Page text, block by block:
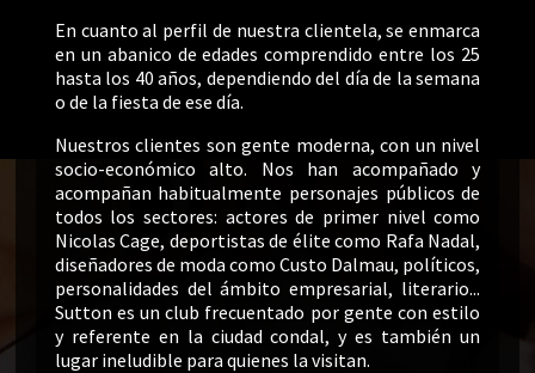
En cuanto al perfil de nuestra clientela, se enmarca
en un abanico de edades comprendido entre los 25
hasta los 40 años, dependiendo del día de la semana
o de la fiesta de ese día.
Nuestros clientes son gente moderna, con un nivel
socio-económico alto. Nos han acompañado y
acompañan habitualmente personajes públicos de
todos los sectores: actores de primer nivel como
Nicolas Cage, deportistas de élite como Rafa Nadal,
diseñadores de moda como Custo Dalmau, políticos,
personalidades del ámbito empresarial, literario...
Sutton es un club frecuentado por gente con estilo
y referente en la ciudad condal, y es también un
lugar ineludible para quienes la visitan.